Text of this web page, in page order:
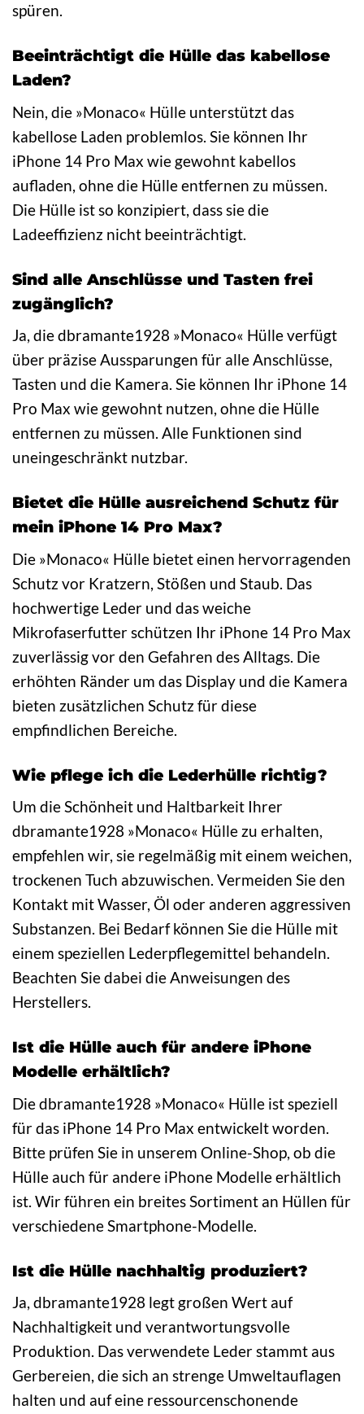
spüren.
Beeinträchtigt die Hülle das kabellose
Laden?
Nein, die »Monaco« Hülle unterstützt das
kabellose Laden problemlos. Sie können Ihr
iPhone 14 Pro Max wie gewohnt kabellos
aufladen, ohne die Hülle entfernen zu müssen.
Die Hülle ist so konzipiert, dass sie die
Ladeeffizienz nicht beeinträchtigt.
Sind alle Anschlüsse und Tasten frei
zugänglich?
Ja, die dbramante1928 »Monaco« Hülle verfügt
über präzise Aussparungen für alle Anschlüsse,
Tasten und die Kamera. Sie können Ihr iPhone 14
Pro Max wie gewohnt nutzen, ohne die Hülle
entfernen zu müssen. Alle Funktionen sind
uneingeschränkt nutzbar.
Bietet die Hülle ausreichend Schutz für
mein iPhone 14 Pro Max?
Die »Monaco« Hülle bietet einen hervorragenden
Schutz vor Kratzern, Stößen und Staub. Das
hochwertige Leder und das weiche
Mikrofaserfutter schützen Ihr iPhone 14 Pro Max
zuverlässig vor den Gefahren des Alltags. Die
erhöhten Ränder um das Display und die Kamera
bieten zusätzlichen Schutz für diese
empfindlichen Bereiche.
Wie pflege ich die Lederhülle richtig?
Um die Schönheit und Haltbarkeit Ihrer
dbramante1928 »Monaco« Hülle zu erhalten,
empfehlen wir, sie regelmäßig mit einem weichen,
trockenen Tuch abzuwischen. Vermeiden Sie den
Kontakt mit Wasser, Öl oder anderen aggressiven
Substanzen. Bei Bedarf können Sie die Hülle mit
einem speziellen Lederpflegemittel behandeln.
Beachten Sie dabei die Anweisungen des
Herstellers.
Ist die Hülle auch für andere iPhone
Modelle erhältlich?
Die dbramante1928 »Monaco« Hülle ist speziell
für das iPhone 14 Pro Max entwickelt worden.
Bitte prüfen Sie in unserem Online-Shop, ob die
Hülle auch für andere iPhone Modelle erhältlich
ist. Wir führen ein breites Sortiment an Hüllen für
verschiedene Smartphone-Modelle.
Ist die Hülle nachhaltig produziert?
Ja, dbramante1928 legt großen Wert auf
Nachhaltigkeit und verantwortungsvolle
Produktion. Das verwendete Leder stammt aus
Gerbereien, die sich an strenge Umweltauflagen
halten und auf eine ressourcenschonende